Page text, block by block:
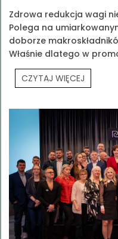
Zdrowa redukcja wagi
Polega na
doborze
Właśnie dlatego w
edukację z praktyką
CZYTAJ WIĘCEJ